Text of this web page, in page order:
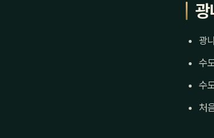
광
광
수
수
처